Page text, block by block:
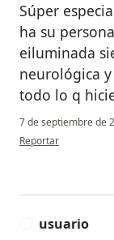
Súper
ha su
eiluminada
neurológica
todo lo q
7 de septiembre de
en opinión del
Reportar
usuario